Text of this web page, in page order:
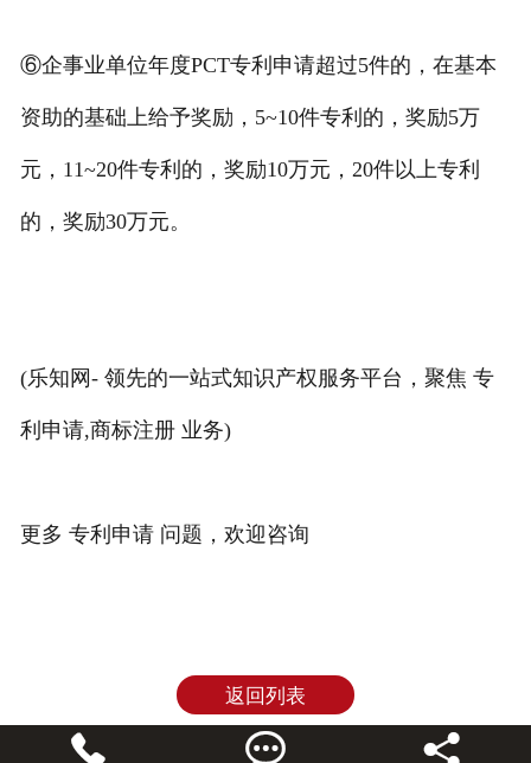
⑥企事业单位年度PCT专利申请超过5件的，在基本
资助的基础上给予奖励，5~10件专利的，奖励5万
元，11~20件专利的，奖励10万元，20件以上专利
的，奖励30万元。
(乐知网- 领先的一站式知识产权服务平台，聚焦 专
利申请,商标注册 业务)
更多 专利申请 问题，欢迎咨询
返回列表
  